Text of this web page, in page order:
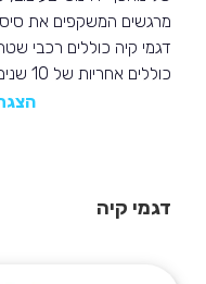
דגמי קיה כוללים רכבי
כוללים אחריות של 10 שנים / עד 100,000 קילומטר.
דגמי קיה